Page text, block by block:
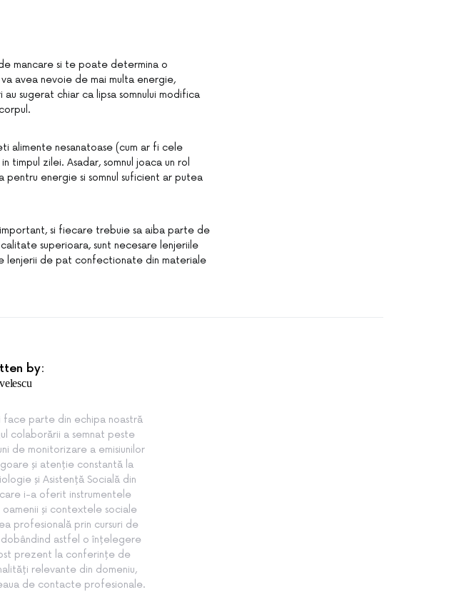
mancare si te poate determina o
avea nevoie de mai multa energie,
sugerat chiar ca lipsa somnului modifica
alimente nesanatoase (cum ar fi cele
timpul zilei. Asadar, somnul joaca un rol
energie si somnul suficient ar putea
si fiecare trebuie sa aiba parte de
superioara, sunt necesare lenjeriile
lenjerii de pat confectionate din materiale
by:
face parte din echipa noastră
colaborării a semnat peste
de monitorizare a emisiunilor
și atenție constantă la
și Asistență Socială din
i-a oferit instrumentele
și contextele sociale
profesională prin cursuri de
dobândind astfel o înțelegere
prezent la conferințe de
relevante din domeniu,
de contacte profesionale.